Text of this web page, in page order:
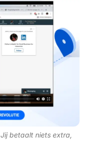
betaalt niets extra,